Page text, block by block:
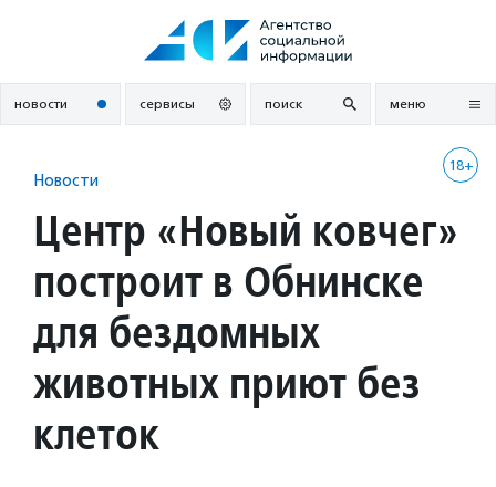
новости сервисы поиск меню
18+
Новости
Центр «Новый ковчег»
построит в Обнинске
для бездомных
животных приют без
клеток